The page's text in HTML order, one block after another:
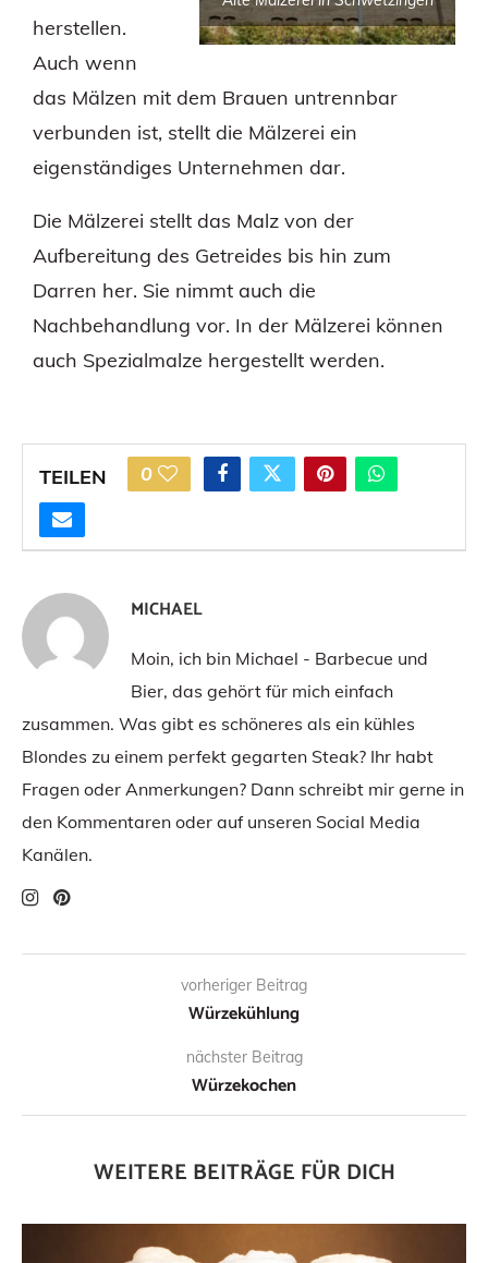
herstellen.
Auch wenn
das Mälzen mit dem Brauen untrennbar
verbunden ist, stellt die Mälzerei ein
eigenständiges Unternehmen dar.
Die Mälzerei stellt das Malz von der
Aufbereitung des Getreides bis hin zum
Darren her. Sie nimmt auch die
Nachbehandlung vor. In der Mälzerei können
auch Spezialmalze hergestellt werden.
TEILEN 0
MICHAEL
Moin, ich bin Michael - Barbecue und
Bier, das gehört für mich einfach
zusammen. Was gibt es schöneres als ein kühles
Blondes zu einem perfekt gegarten Steak? Ihr habt
Fragen oder Anmerkungen? Dann schreibt mir gerne in
den Kommentaren oder auf unseren Social Media
Kanälen.
vorheriger Beitrag
Würzekühlung
nächster Beitrag
Würzekochen
WEITERE BEITRÄGE FÜR DICH